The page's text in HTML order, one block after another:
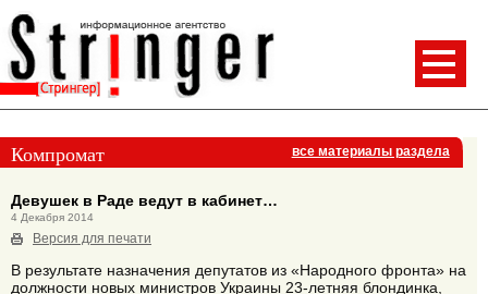
Компромат все материалы раздела
Девушек в Раде ведут в кабинет…
4 Декабря 2014
Версия для печати
В результате назначения депутатов из «Народного фронта» на
должности новых министров Украины 23-летняя блондинка,